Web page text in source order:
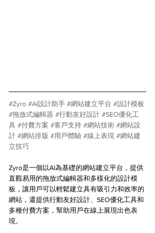
#Zyro #AI設計助手 #網站建立平台 #設計模板
#拖放式編輯器 #行動友好設計 #SEO優化工
具 #付費方案 #客戶支持 #網站技術 #網站設
計 #網站排版 #用戶體驗 #線上表現 #網站建
立技巧
Zyro是一個以AI為基礎的網站建立平台，提供
直觀易用的拖放式編輯器和多樣化的設計模
板，讓用戶可以輕鬆建立具有吸引力和效率的
網站，還提供行動友好設計、SEO優化工具和
多種付費方案，幫助用戶在線上展現出色表
現。